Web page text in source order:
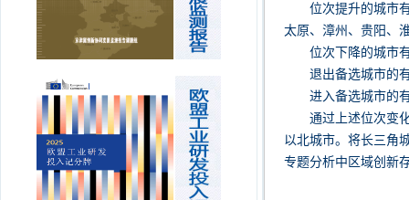
位次提升的城市
太原、漳州、贵阳、
位次下降的城市
退出备选城市的
进入备选城市的
通过上述位次变
以北城市。将长三角
专题分析中区域创新